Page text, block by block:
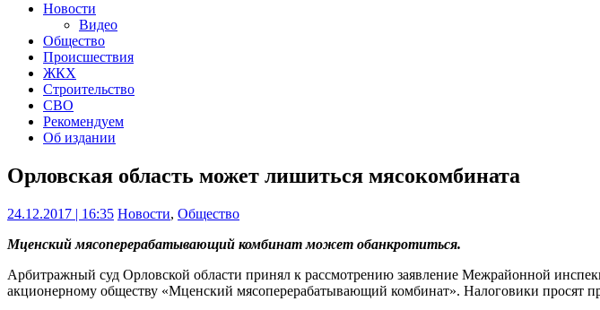
Новости
Видео
Общество
Происшествия
ЖКХ
Строительство
СВО
Рекомендуем
Об издании
Орловская область может лишиться мясокомбината
24.12.2017 | 16:35 Новости, Общество
Мценский мясоперерабатывающий комбинат может обанкротиться.
Арбитражный суд Орловской области принял к рассмотрению заявление Межрайонной
акционерному обществу «Мценский мясоперерабатывающий комбинат». Налоговики просят